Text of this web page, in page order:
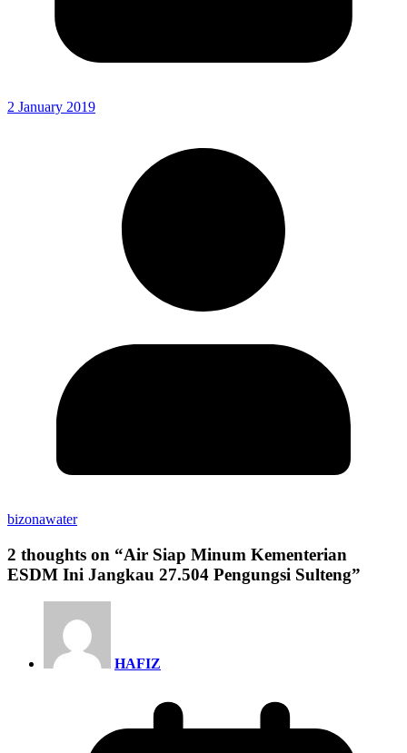
2 January 2019
bizonawater
2 thoughts on “Air Siap Minum Kementerian
ESDM Ini Jangkau 27.504 Pengungsi Sulteng”
HAFIZ